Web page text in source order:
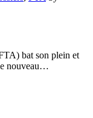
bat son plein et
nouveau…